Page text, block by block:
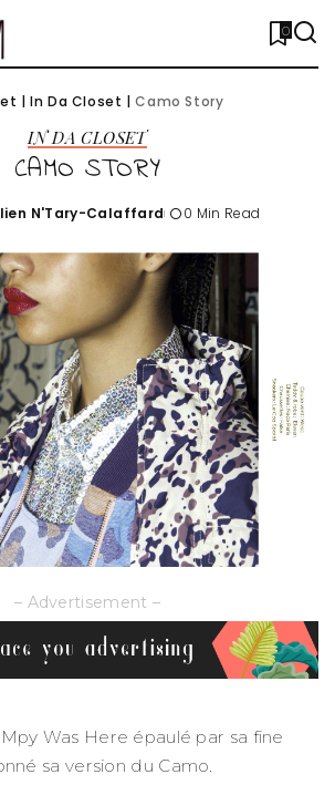
0
|In Da Closet |Camo Story
IN DA CLOSET
CAMO STORY
N'Tary-Calaffard 0 Min Read
– Advertisement –
Was Here épaulé par sa fine
sa version du Camo.